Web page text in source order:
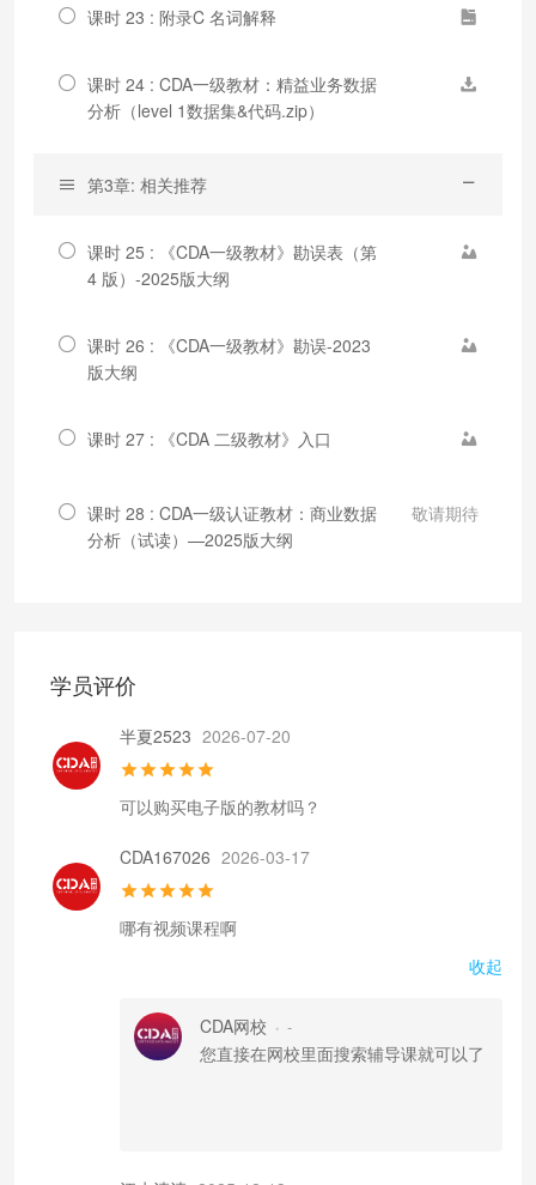
课时 23 : 附录C 名词解释
课时 24 : CDA一级教材：精益业务数据
分析（level 1数据集&代码.zip）
第3章: 相关推荐
课时 25 : 《CDA一级教材》勘误表（第
4 版）-2025版大纲
课时 26 : 《CDA一级教材》勘误-2023
版大纲
课时 27 : 《CDA 二级教材》入口
课时 28 : CDA一级认证教材：商业数据
分析（试读）—2025版大纲
敬请期待
学员评价
半夏2523 2026-07-20
可以购买电子版的教材吗？
CDA167026 2026-03-17
哪有视频课程啊
收起
CDA网校 • -
您直接在网校里面搜索辅导课就可以了